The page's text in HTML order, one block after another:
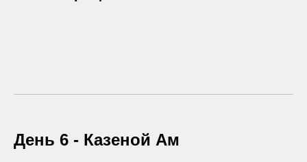
День 6 - Казеной Ам